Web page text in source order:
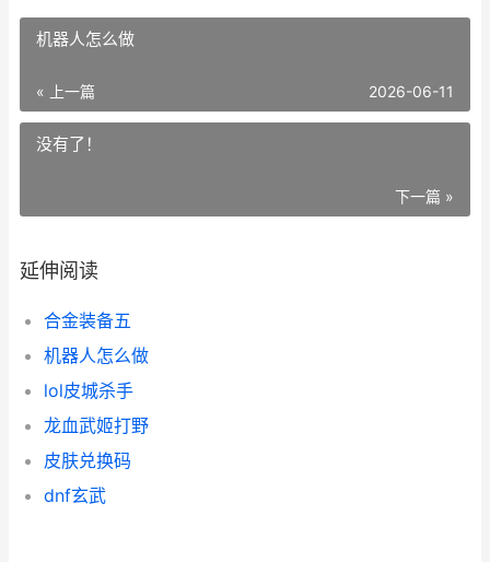
机器人怎么做
« 上一篇 2026-06-11
没有了！
下一篇 »
延伸阅读
合金装备五
机器人怎么做
lol皮城杀手
龙血武姬打野
皮肤兑换码
dnf玄武